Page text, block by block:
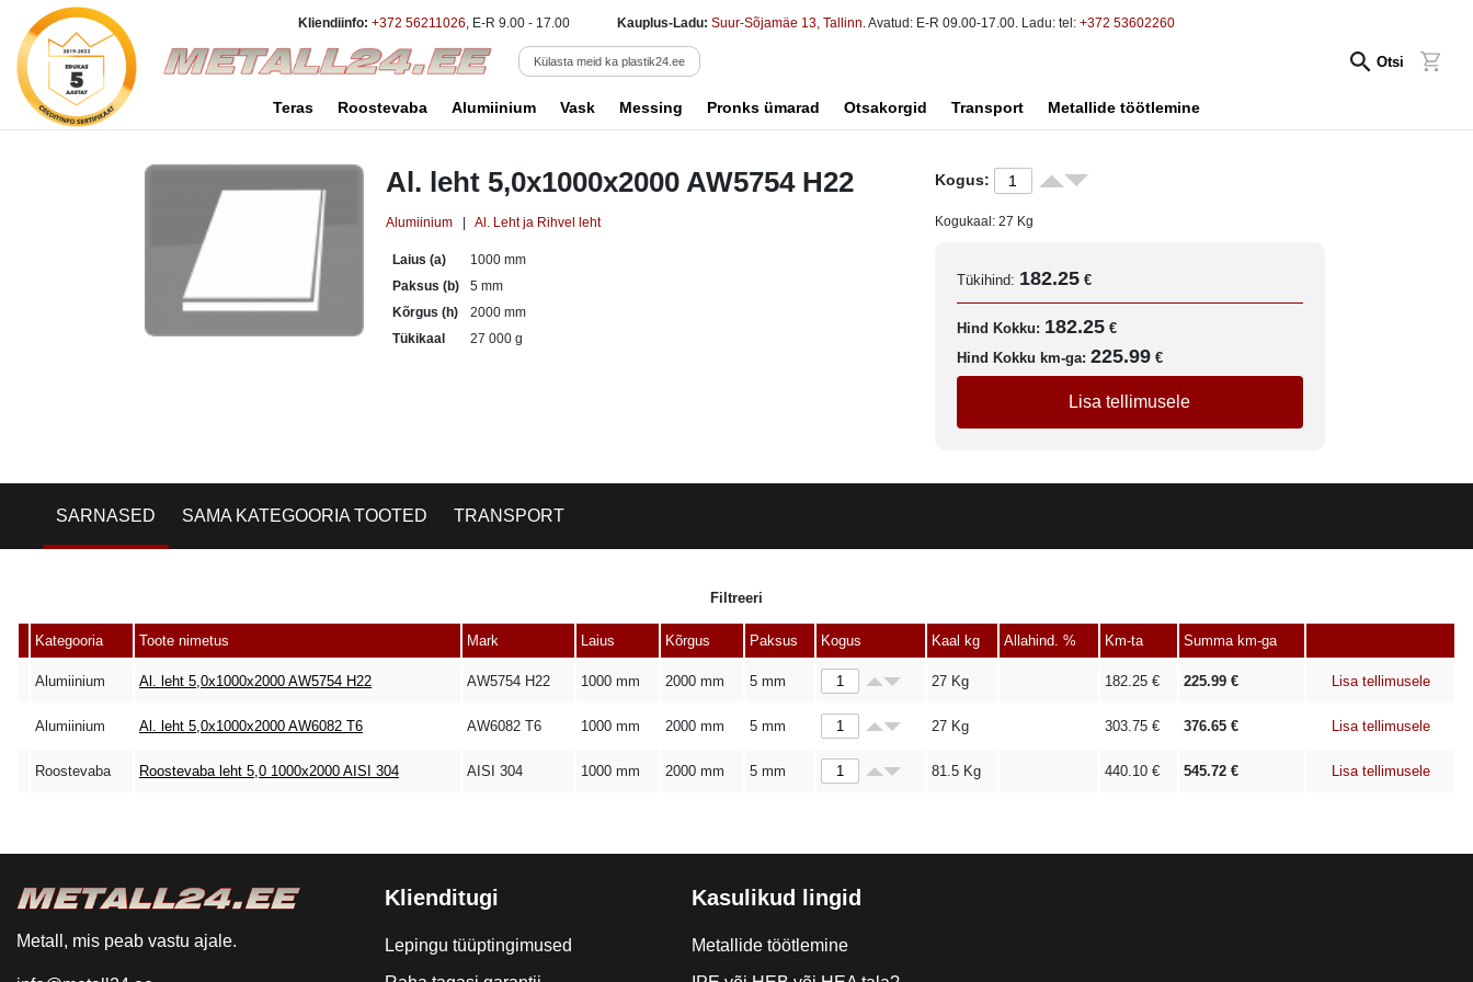
Kliendiinfo: +372 56211026, E-R 9.00 - 17.00 Kauplus-Ladu: Suur-Sõjamäe 13, Tallinn. Avatud: E-R 09.00-17.00. Ladu: tel: +372 53602260
Külasta meid ka plastik24.ee Otsi
Teras Roostevaba Alumiinium Vask Messing Pronks ümarad Otsakorgid Transport Metallide töötlemine
Al. leht 5,0x1000x2000 AW5754 H22
Alumiinium Al. Leht ja Rihvel leht
Laius (a)
1000 mm
Paksus (b)
5 mm
Kõrgus (h)
2000 mm
Tükikaal
27 000 g
Kogus:
Kogukaal: 27 Kg
Tükihind: 182.25 €
Hind Kokku: 182.25 €
Hind Kokku km-ga: 225.99 €
Lisa tellimusele
SARNASED SAMA KATEGOORIA TOOTED TRANSPORT
Filtreeri
Kategooria Toote nimetus Mark Laius Kõrgus Paksus Kogus Kaal kg Allahind. % Km-ta Summa km-ga
Alumiinium Al. leht 5,0x1000x2000 AW5754 H22 AW5754 H22 1000 mm 2000 mm 5 mm 27 Kg 182.25 € 225.99 € Lisa tellimusele
Alumiinium Al. leht 5,0x1000x2000 AW6082 T6 AW6082 T6 1000 mm 2000 mm 5 mm 27 Kg 303.75 € 376.65 € Lisa tellimusele
Roostevaba Roostevaba leht 5,0 1000x2000 AISI 304 AISI 304 1000 mm 2000 mm 5 mm 81.5 Kg 440.10 € 545.72 € Lisa tellimusele
Metall, mis peab vastu ajale.
Klienditugi
Lepingu tüüptingimused
Kasulikud lingid
Metallide töötlemine